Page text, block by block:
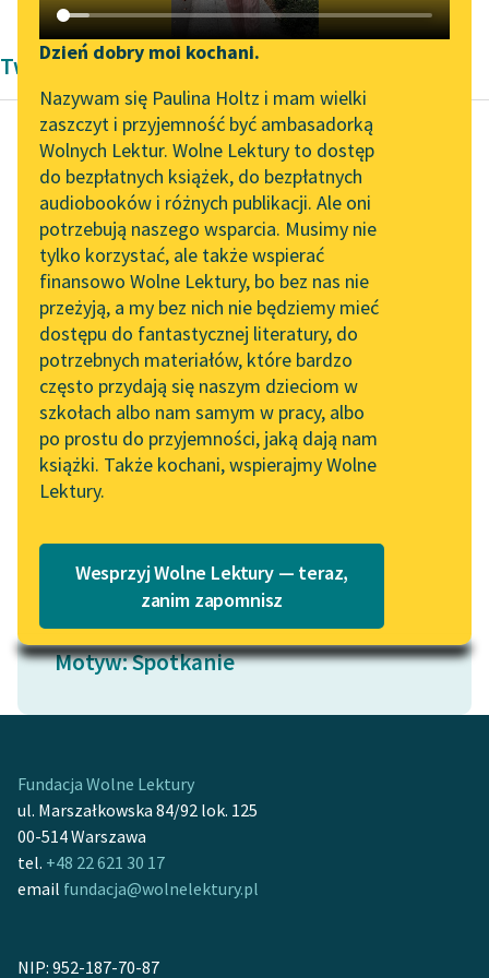
Katalog DAISY
Podkasty o książkach
Zgłoś brak utworu
Aktualności
Zapraszamy na spotkanie
online z tłumaczkami
literatury skandynawskiej
Spotkanie z Katarzyną
Tunkiel w Oslo
Wolne Lektury na 32.
Pol’and’Rock Festivalu
„Kochanek Lady
Chatterley” do słuchania
na Wolnych Lekturach
Nowy audiobook –
„Marzenie o Oriencie”
Lektury szkolne i klasyka
literatury do słuchania dla
szkolnych i literatury do
słuchania dla uczennic i
skandynawskiej literatury
Narzędzia
Mapa Wolnych Lektur
Leśmianator
Przewodnik dla piszących i
czytających
API
OAI-PMH
Widget Wolnych Lektur
Przypisy
Katalog w formacie PDF
Dzień dobry moi kochani.
Nazywam się Paulina Holtz i mam wielki
zaszczyt i przyjemność być ambasadorką
Wolnych Lektur. Wolne Lektury to dostęp
do bezpłatnych książek, do bezpłatnych
audiobooków i różnych publikacji. Ale oni
potrzebują naszego wsparcia. Musimy nie
tylko korzystać, ale także wspierać
finansowo Wolne Lektury, bo bez nas nie
przeżyją, a my bez nich nie będziemy mieć
dostępu do fantastycznej literatury, do
potrzebnych materiałów, które bardzo
często przydają się naszym dzieciom w
szkołach albo nam samym w pracy, albo
po prostu do przyjemności, jaką dają nam
książki. Także kochani, wspierajmy Wolne
Lektury.
Wesprzyj Wolne Lektury — teraz,
zanim zapomnisz
Twórczość Halina Górska
Halina Górska
O księciu
Gotfrydzie, rycerzu
Gwiazdy Wigilijnej
— Któż to taki ów
Gotfryd Zwycięzca? —
zapytał zaciekawiony
Roland. — Czy to syn
lub krewniak
królewski...
Motyw: Spotkanie
Fundacja Wolne Lektury
ul. Marszałkowska 84/92 lok. 125
00-514 Warszawa
tel. +48 22 621 30 17
email fundacja@wolnelektury.pl
NIP: 952-187-70-87